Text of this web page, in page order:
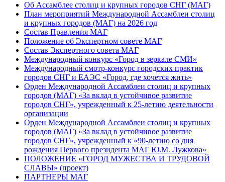
Об Ассамблее столиц и крупных городов СНГ (МАГ)
План мероприятий Международной Ассамблеи столиц
и крупных городов (МАГ) на 2026 год
Состав Правления МАГ
Положение об Экспертном совете МАГ
Состав Экспертного совета МАГ
Международный конкурс «Город в зеркале СМИ»
Международный смотр-конкурс городских практик
городов СНГ и ЕАЭС «Город, где хочется жить»
Орден Международной Ассамблеи столиц и крупных
городов (МАГ) «За вклад в устойчивое развитие
городов СНГ», учрежденный к 25-летию деятельности
организации
Орден Международной Ассамблеи столиц и крупных
городов (МАГ) «За вклад в устойчивое развитие
городов СНГ», учрежденный к «90-летию со дня
рождения Первого президента МАГ Ю.М. Лужкова»
ПОЛОЖЕНИЕ «ГОРОД МУЖЕСТВА И ТРУДОВОЙ
СЛАВЫ» (проект)
ПАРТНЕРЫ МАГ